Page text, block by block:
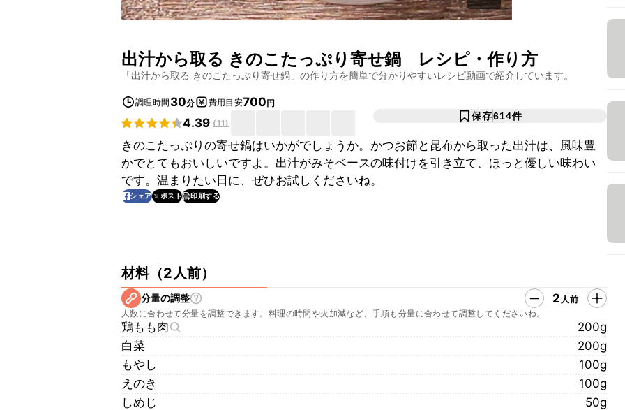
出汁から取る きのこたっぷり寄せ鍋 レシピ・作り方
「出汁から取る きのこたっぷり寄せ鍋 」の作り方を簡単で分かりやすいレシピ動画で紹介しています。
調理時間 30分 費用目安700円
4.39 (11)
保存614件
きのこたっぷりの寄せ鍋はいかがでしょうか。かつお節と昆布から取った出汁は、風味豊
かでとてもおいしいですよ。出汁がみそベースの味付けを引き立て、ほっと優しい味わい
です。温まりたい日に、ぜひお試しくださいね。
シェア ポスト 印刷する
材料（2人前）
分量の調整 2 人前
人数に合わせて分量を調整できます。料理の時間や火加減など、手順も分量に合わせて調整してくださいね。
鶏もも肉
200g
白菜
200g
もやし
100g
えのき
100g
しめじ
50g